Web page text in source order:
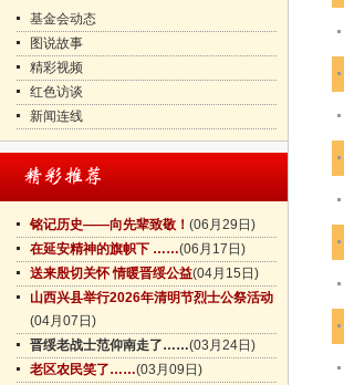
基金会动态
图说故事
精彩视频
红色访谈
新闻连线
铭记历史——向先辈致敬！ (06月29日)
在延安精神的旗帜下 ……(06月17日)
送来殷切关怀 情暖晋绥公益(04月15日)
山西兴县举行2026年清明节烈士公祭活动
(04月07日)
晋绥老战士范仰南走了……(03月24日)
老区农民笑了……(03月09日)